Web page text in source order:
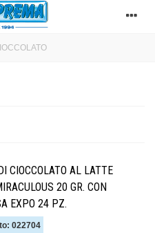
CIOCCOLATO AL LATTE
20 GR. CON
EXPO 24 PZ.
022704